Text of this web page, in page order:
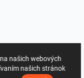
našich webových
našich stránok